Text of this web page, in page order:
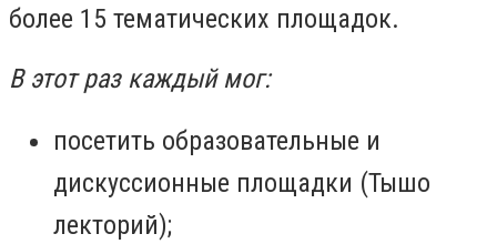
более 15 тематических площадок.
В этот раз каждый мог:
посетить образовательные и
дискуссионные площадки (Тышо
лекторий);